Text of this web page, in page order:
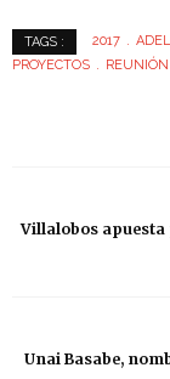
TAGS : 2017
PROYECTOS
REUNIÓN
Villalobos
Unai Basabe,